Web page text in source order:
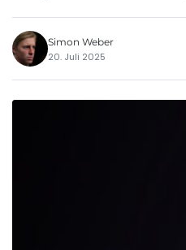
Simon Weber
20. Juli 2025